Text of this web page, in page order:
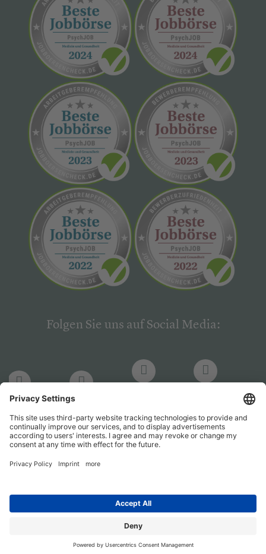
Folgen Sie uns auf Social Media:
LinkedIn
PsychJOB PsychJOB
Hogrefe
Verlag
Hogrefe
Verlag
Entwickelt durchJobiqo